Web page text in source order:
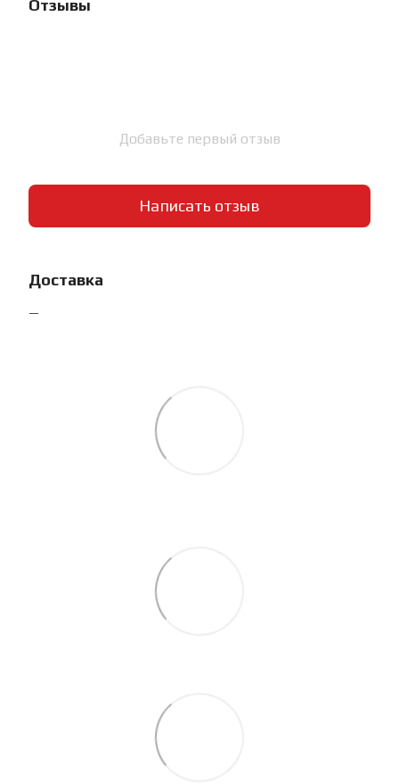
Отзывы
Добавьте первый отзыв
Написать отзыв
Доставка